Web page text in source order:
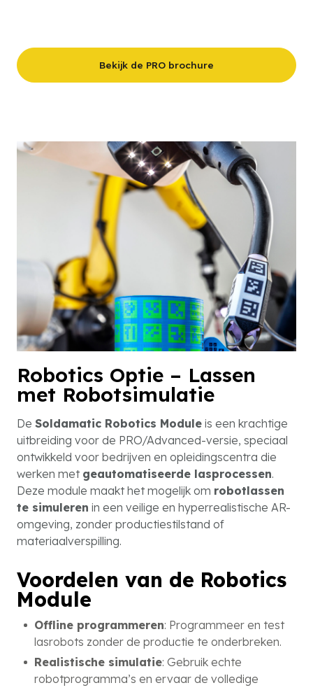
Bekijk de PRO brochure
Robotics Optie – Lassen
met Robotsimulatie
De Soldamatic Robotics Module is een krachtige
uitbreiding voor de PRO/Advanced-versie, speciaal
ontwikkeld voor bedrijven en opleidingscentra die
werken met geautomatiseerde lasprocessen.
Deze module maakt het mogelijk om robotlassen
te simuleren in een veilige en hyperrealistische AR-
omgeving, zonder productiestilstand of
materiaalverspilling.
Voordelen van de Robotics
Module
Offline programmeren: Programmeer en test
lasrobots zonder de productie te onderbreken.
Realistische simulatie: Gebruik echte
robotprogramma’s en ervaar de volledige